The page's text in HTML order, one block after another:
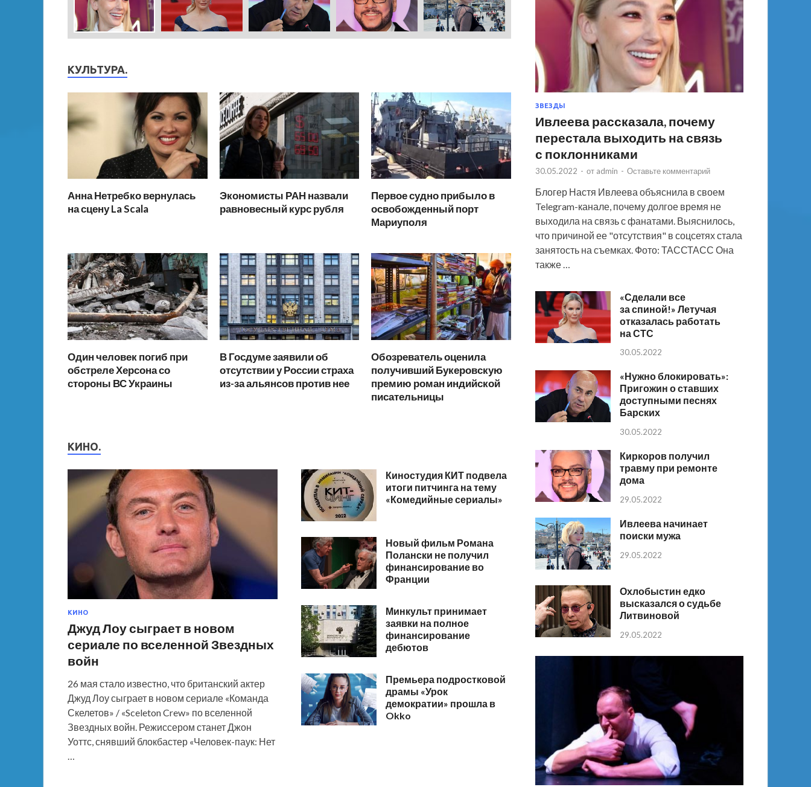
КУЛЬТУРА.
Анна Нетребко вернулась
на сцену La Scala
Экономисты РАН назвали
равновесный курс рубля
Первое судно прибыло в
освобожденный порт
Мариуполя
Один человек погиб при
обстреле Херсона со
стороны ВС Украины
В Госдуме заявили об
отсутствии у России страха
из-за альянсов против нее
Обозреватель оценила
получивший Букеровскую
премию роман индийской
писательницы
КИНО.
КИНО
Джуд Лоу сыграет в новом
сериале по вселенной Звездных
войн
26 мая стало известно, что британский актер
Джуд Лоу сыграет в новом сериале «Команда
Скелетов» / «Sceleton Crew» по вселенной
Звездных войн. Режиссером станет Джон
Уоттс, снявший блокбастер «Человек-паук: Нет
…
Киностудия КИТ подвела
итоги питчинга на тему
«Комедийные сериалы»
Новый фильм Романа
Полански не получил
финансирование во
Франции
Минкульт принимает
заявки на полное
финансирование
дебютов
Премьера подростковой
драмы «Урок
демократии» прошла в
Okko
ЗВЕЗДЫ
Ивлеева рассказала, почему
перестала выходить на связь
с поклонниками
30.05.2022 - от admin - Оставьте комментарий
Блогер Настя Ивлеева объяснила в своем
Telegram-канале, почему долгое время не
выходила на связь с фанатами. Выяснилось,
что причиной ее "отсутствия" в соцсетях стала
занятость на съемках. Фото: ТАССТАСС Она
также …
«Сделали все
за спиной!» Летучая
отказалась работать
на СТС
30.05.2022
«Нужно блокировать»:
Пригожин о ставших
доступными песнях
Барских
30.05.2022
Киркоров получил
травму при ремонте
дома
29.05.2022
Ивлеева начинает
поиски мужа
29.05.2022
Охлобыстин едко
высказался о судьбе
Литвиновой
29.05.2022